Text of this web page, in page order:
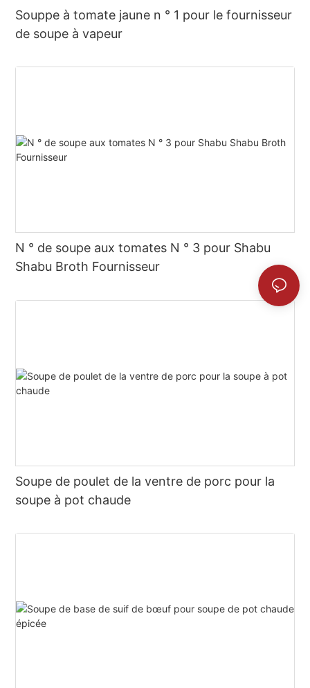
Souppe à tomate jaune n ° 1 pour le fournisseur
de soupe à vapeur
N ° de soupe aux tomates N ° 3 pour Shabu
Shabu Broth Fournisseur
Soupe de poulet de la ventre de porc pour la
soupe à pot chaude